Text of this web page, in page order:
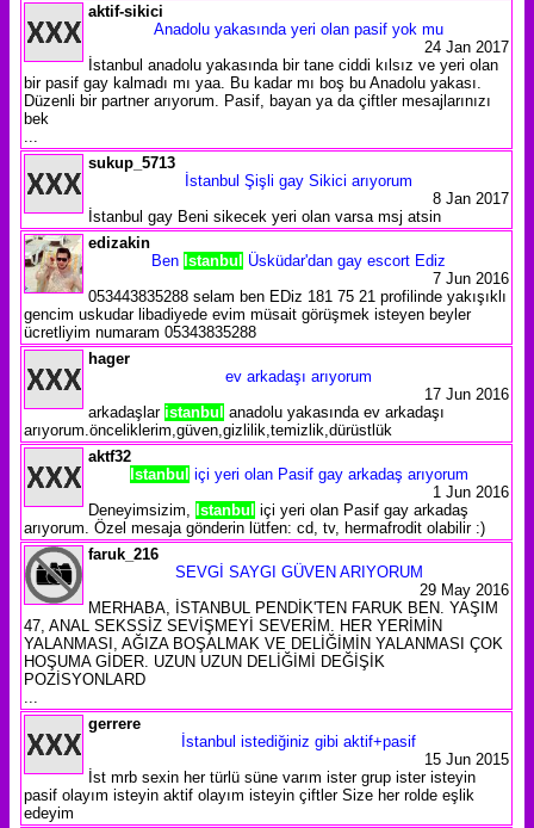
aktif-sikici
Anadolu yakasında yeri olan pasif yok mu
24 Jan 2017
İstanbul anadolu yakasında bir tane ciddi kılsız ve yeri olan
bir pasif gay kalmadı mı yaa. Bu kadar mı boş bu Anadolu yakası.
Düzenli bir partner arıyorum. Pasif, bayan ya da çiftler mesajlarınızı
bek
sukup_5713
İstanbul Şişli gay Sikici arıyorum
8 Jan 2017
İstanbul gay Beni sikecek yeri olan varsa msj atsin
edizakin
Ben Istanbul Üsküdar'dan gay escort Ediz
7 Jun 2016
053443835288 selam ben EDiz 181 75 21 profilinde yakışıklı
gencim uskudar libadiyede evim müsait görüşmek isteyen beyler
ücretliyim numaram 05343835288
hager
ev arkadaşı arıyorum
17 Jun 2016
arkadaşlar istanbul anadolu yakasında ev arkadaşı
arıyorum.önceliklerim,güven,gizlilik,temizlik,dürüstlük
aktf32
Istanbul içi yeri olan Pasif gay arkadaş arıyorum
1 Jun 2016
Deneyimsizim, Istanbul içi yeri olan Pasif gay arkadaş
arıyorum. Özel mesaja gönderin lütfen: cd, tv, hermafrodit olabilir :)
faruk_216
SEVGİ SAYGI GÜVEN ARIYORUM
29 May 2016
MERHABA, İSTANBUL PENDİK'TEN FARUK BEN. YAŞIM
47, ANAL SEKSSİZ SEVİŞMEYİ SEVERİM. HER YERİMİN
YALANMASI, AĞIZA BOŞALMAK VE DELİĞİMİN YALANMASI ÇOK
HOŞUMA GİDER. UZUN UZUN DELİĞİMİ DEĞİŞİK
POZİSYONLARD
gerrere
İstanbul istediğiniz gibi aktif+pasif
15 Jun 2015
İst mrb sexin her türlü süne varım ister grup ister isteyin
pasif olayım isteyin aktif olayım isteyin çiftler Size her rolde eşlik
edeyim